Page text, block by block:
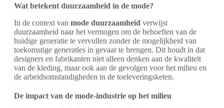
Wat betekent duurzaamheid in de mode?
In de context van mode duurzaamheid verwijst
duurzaamheid naar het vermogen om de behoeften van de
huidige generatie te vervullen zonder de mogelijkheid van
toekomstige generaties in gevaar te brengen. Dit houdt in dat
designers en fabrikanten niet alleen denken aan de kwaliteit
van de kleding, maar ook aan de gevolgen voor het milieu en
de arbeidsomstandigheden in de toeleveringsketen.
De impact van de mode-industrie op het milieu